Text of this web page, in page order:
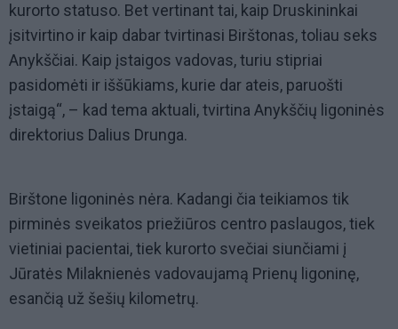
kurorto statuso. Bet vertinant tai, kaip Druskininkai
įsitvirtino ir kaip dabar tvirtinasi Birštonas, toliau seks
Anykščiai. Kaip įstaigos vadovas, turiu stipriai
pasidomėti ir iššūkiams, kurie dar ateis, paruošti
įstaigą“, – kad tema aktuali, tvirtina Anykščių ligoninės
direktorius Dalius Drunga.
Birštone ligoninės nėra. Kadangi čia teikiamos tik
pirminės sveikatos priežiūros centro paslaugos, tiek
vietiniai pacientai, tiek kurorto svečiai siunčiami į
Jūratės Milaknienės vadovaujamą Prienų ligoninę,
esančią už šešių kilometrų.